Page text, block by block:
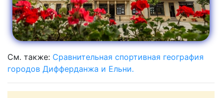
См. также: Сравнительная спортивная география
городов Дифферданжа и Ельни.